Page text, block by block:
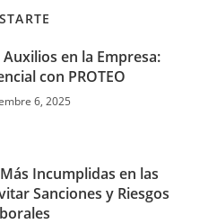
en la Empresa:
con PROTEO
6, 2025
Incumplidas en las
Sanciones y Riesgos